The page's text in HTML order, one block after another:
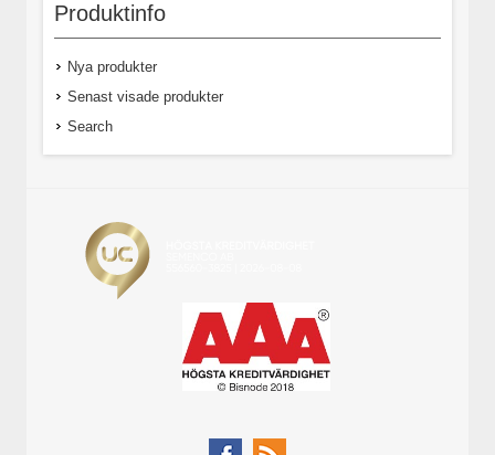
Produktinfo
Nya produkter
Senast visade produkter
Search